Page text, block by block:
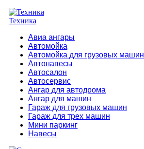
Техника
Авиа ангары
Автомойка
Автомойка для грузовых машин
Автонавесы
Автосалон
Автосервис
Ангар для автодрома
Ангар для машин
Гараж для грузовых машин
Гараж для трех машин
Мини паркинг
Навесы